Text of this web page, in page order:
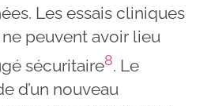
Les essais cliniques
peuvent avoir lieu
sécuritaire8. Le
d’un nouveau